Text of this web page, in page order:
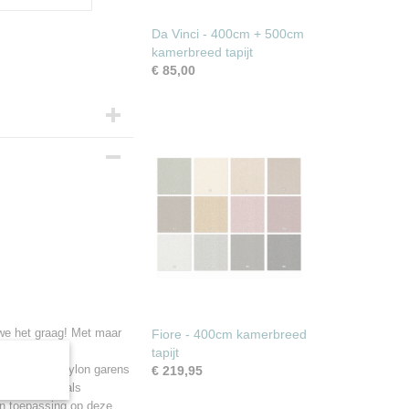
het graag! Met maar
Dyed Nylon garens
als
toepassing op deze
Da Vinci - 400cm + 500cm
kamerbreed tapijt
€ 85,00
Fiore - 400cm kamerbreed
tapijt
€ 219,95